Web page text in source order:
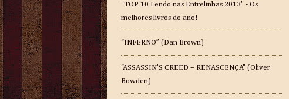
"TOP 10 Lendo nas Entrelinhas 2013" - Os
melhores livros do ano!
“INFERNO” (Dan Brown)
“ASSASSIN’S CREED – RENASCENÇA” (Oliver
Bowden)